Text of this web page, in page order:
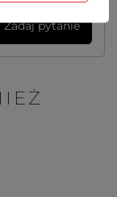
Zadaj pytanie